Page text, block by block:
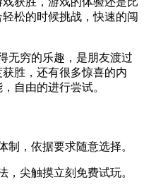
松的时候挑战，快速的闯
穷的乐趣，是朋友渡过
胜，还有很多惊喜的内
自由的进行尝试。
，依据要求随意选择。
尖触摸立刻免费试玩。